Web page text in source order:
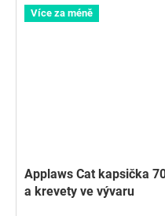
Více za méně
Applaws Cat kapsička
a krevety ve vývaru